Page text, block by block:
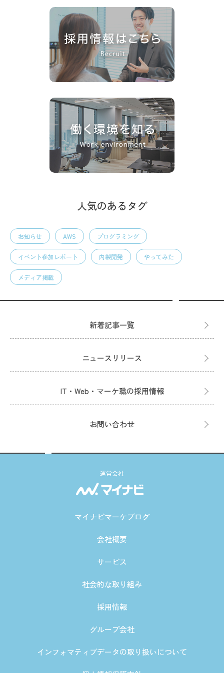
人気のあるタグ
お知らせ AWS プログラミング
イベント参加レポート 内製開発 やってみた
メディア掲載
新着記事一覧
ニュースリリース
IT・Web・マーケ職の採用情報
お問い合わせ
運営会社
マイナビマーケブログ
会社概要
サービス
社会的な取り組み
採用情報
グループ会社
インフォマティブデータの取り扱いについて